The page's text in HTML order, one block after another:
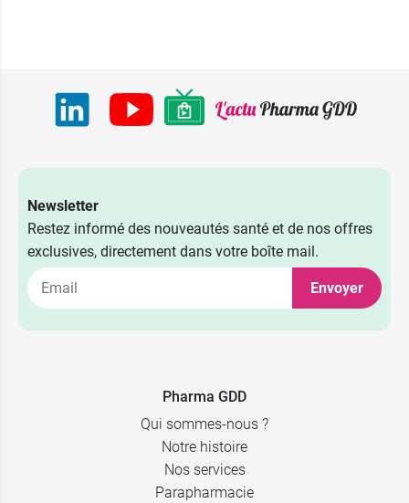
Newsletter
Restez informé des nouveautés santé et de nos offres
exclusives, directement dans votre boîte mail.
Envoyer
Pharma GDD
Qui sommes-nous ?
Notre histoire
Nos services
Parapharmacie